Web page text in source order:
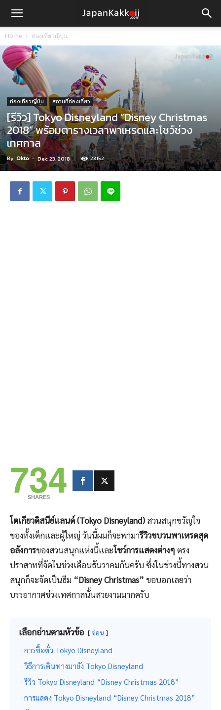
Home ท่องเที่ยวญี่ปุ่น
ท่องเที่ยวญี่ปุ่น สถานที่ท่องเที่ยว
[รีวิว] Tokyo Disneyland “Disney Christmas
2018” พร้อมตารางเวลาพาเหรดและโชว์ช่วง
เทศกาล
By Okto- Dec 23, 2018 23152
734
SHARES
โตเกียวดิสนีย์แลนด์ (Tokyo Disneyland) สวนสนุกขวัญใจ
ของทั้งเด็กและผู้ใหญ่ วันนี้ผมก็จะพามารีวิวขบวนพาเหรดสุด
อลังการของสวนสนุกแห่งนี้และโชว์การแสดงต่างๆ ตรง
ปราสาทที่จัดในช่วงเดือนธันวาคมกันครับ ซึ่งในช่วงนี้ทางสวน
สนุกก็จะจัดเป็นธีม “Disney Christmas” ขอบอกเลยว่า
บรรยากาศช่วงเทศกาลนั้นสวยงามมากครับ
เลือกอ่านตามหัวข้อ ซ่อน
การซื้อตั๋ว Tokyo Disneyland
วิธีการเดินทางมายัง Tokyo Disneyland
รีวิว Tokyo Disneyland “Disney Christmas 2018”
การแสดง Tokyo Disneyland “Disney Christmas 2018”